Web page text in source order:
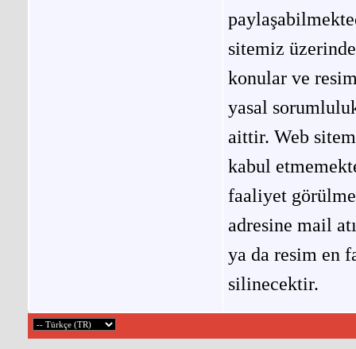
sitemiz
konular ve
yasal
aittir. Web
kabul
faaliyet
adresine mail
ya da resim en
silinecektir.